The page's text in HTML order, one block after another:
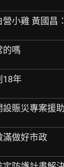
營小雞 黃國昌
的嗎
18年
賑災專案援
做好市政